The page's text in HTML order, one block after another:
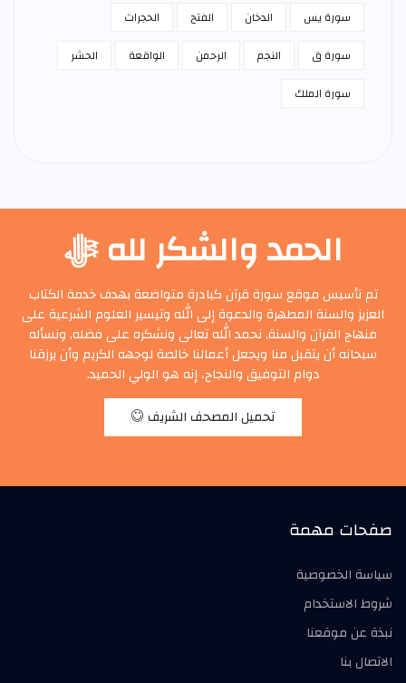
سورة يس
الدخان الفتح
الحجرات
سورة ق
النجم الرحمن الواقعة
الحشر
سورة الملك
الحمد والشكر لله ﷻ
تم تأسيس موقع سورة قرآن كبادرة متواضعة بهدف خدمة الكتاب
العزيز والسنة المطهرة والدعوة إلى الله وتيسير العلوم الشرعية على
منهاج القرآن والسنة, نحمد الله تعالى ونشكره على فضله, ونسأله
سبحانه أن يتقبل منا ويجعل أعمالنا خالصة لوجهه الكريم وأن يرزقنا
دوام التوفيق والنجاح، إنه هو الولي الحميد.
تحميل المصحف الشريف
صفحات مهمة
سياسة الخصوصية
شروط الاستخدام
نبذة عن موقعنا
الاتصال بنا